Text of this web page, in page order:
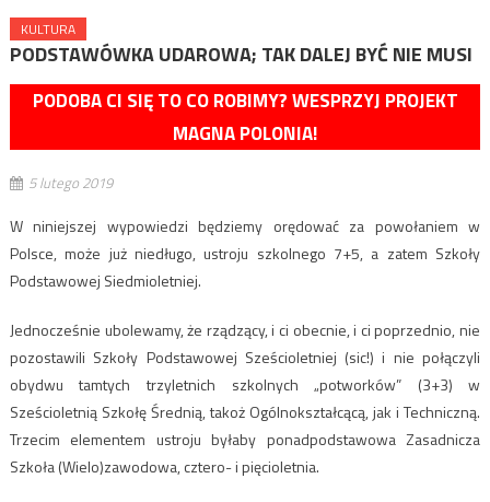
KULTURA
PODSTAWÓWKA UDAROWA; TAK DALEJ BYĆ NIE MUSI
PODOBA CI SIĘ TO CO ROBIMY? WESPRZYJ PROJEKT
MAGNA POLONIA!
5 lutego 2019
W niniejszej wypowiedzi będziemy orędować za powołaniem w
Polsce, może już niedługo, ustroju szkolnego 7+5, a zatem Szkoły
Podstawowej Siedmioletniej.
Jednocześnie ubolewamy, że rządzący, i ci obecnie, i ci poprzednio, nie
pozostawili Szkoły Podstawowej Sześcioletniej (sic!) i nie połączyli
obydwu tamtych trzyletnich szkolnych „potworków” (3+3) w
Sześcioletnią Szkołę Średnią, takoż Ogólnokształcącą, jak i Techniczną.
Trzecim elementem ustroju byłaby ponadpodstawowa Zasadnicza
Szkoła (Wielo)zawodowa, cztero- i pięcioletnia.